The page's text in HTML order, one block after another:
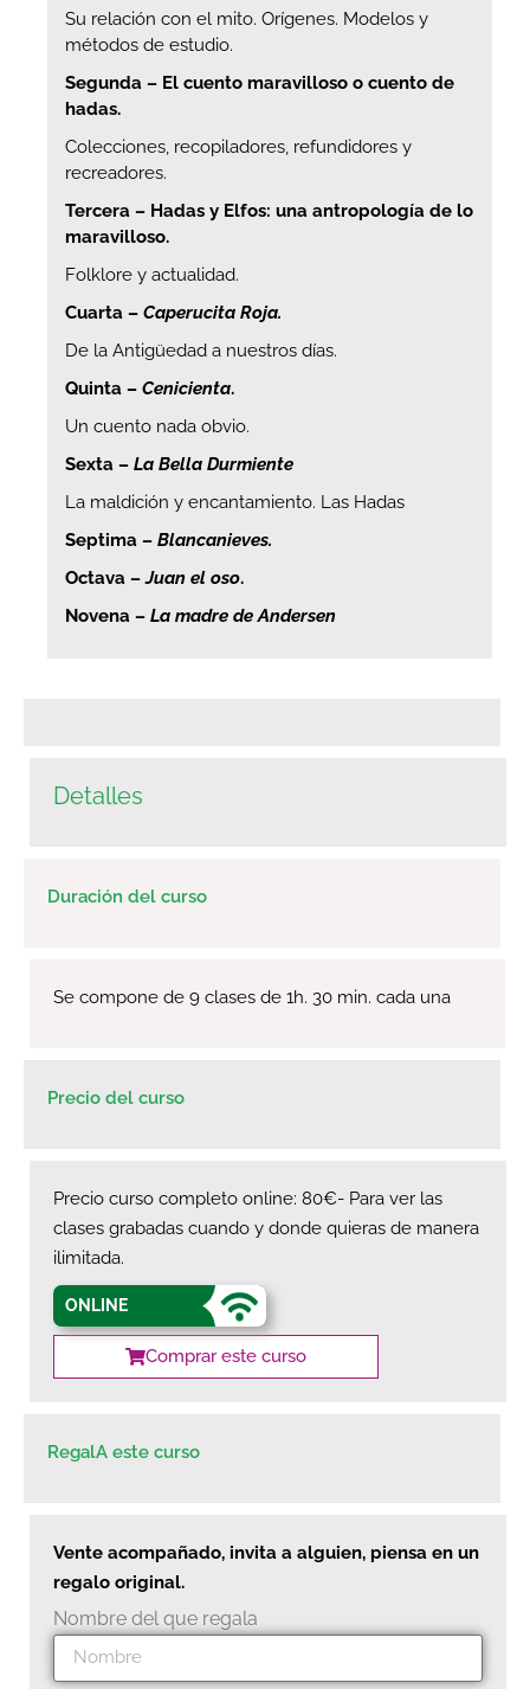
Su relación con el mito. Orígenes. Modelos y
métodos de estudio.
Segunda – El cuento maravilloso o cuento de
hadas.
Colecciones, recopiladores, refundidores y
recreadores.
Tercera – Hadas y Elfos: una antropología de lo
maravilloso.
Folklore y actualidad.
Cuarta – Caperucita Roja.
De la Antigüedad a nuestros días.
Quinta – Cenicienta.
Un cuento nada obvio.
Sexta – La Bella Durmiente
La maldición y encantamiento. Las Hadas
Septima – Blancanieves.
Octava –Juan el oso.
Novena – La madre de Andersen
Detalles
Duración del curso
Se compone de 9 clases de 1h. 30 min. cada una
Precio del curso
Precio curso completo online: 80€- Para ver las
clases grabadas cuando y donde quieras de manera
ilimitada.
ONLINE
Comprar este curso
RegalA este curso
Vente acompañado, invita a alguien, piensa en un
regalo original.
Nombre del que regala